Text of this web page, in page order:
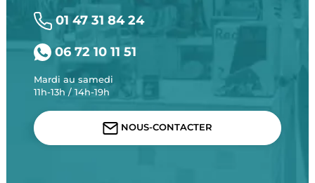
01 47 31 84 24
06 72 10 11 51
Mardi au samedi
11h-13h / 14h-19h
NOUS-CONTACTER